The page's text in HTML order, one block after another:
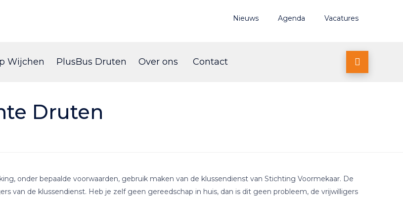
Nieuws Agenda Vacatures
to
Wijchen PlusBus Druten Over ons Contact 
Druten
onder bepaalde voorwaarden, gebruik maken van de klussendienst van Stichting Voormekaar. De
van de klussendienst. Heb je zelf geen gereedschap in huis, dan is dit geen probleem, de vrijwilligers